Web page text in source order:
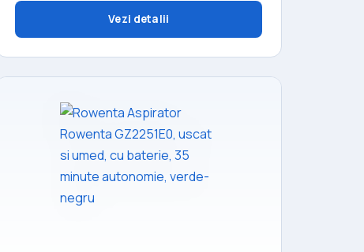
Vezi detalii